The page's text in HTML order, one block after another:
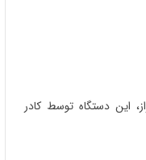
این دستگاه توسط کادر